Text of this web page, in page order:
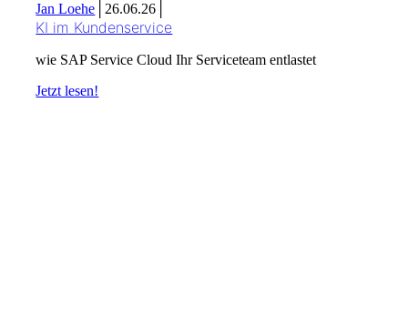
Jan Loehe
26.06.26
KI im Kundenservice
wie SAP Service Cloud Ihr Serviceteam entlastet
Jetzt lesen!